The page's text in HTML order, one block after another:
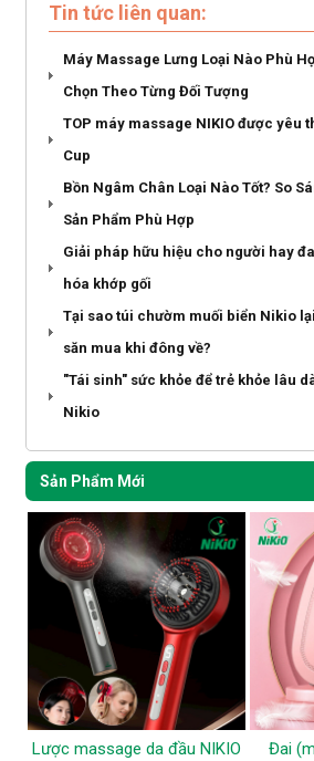
Tin tức liên quan:
Máy Massage Lưng Loại Nào Phù
Chọn Theo Từng Đối Tượng
TOP máy massage NIKIO được yêu
Cup
Bồn Ngâm Chân Loại Nào Tốt? So
Sản Phẩm Phù Hợp
Giải pháp hữu hiệu cho người hay
hóa khớp gối
Tại sao túi chườm muối biển Nikio
săn mua khi đông về?
"Tái sinh" sức khỏe để trẻ khỏe lâu
Nikio
Sản Phẩm Mới
Lược massage da đầu NIKIO
Đai